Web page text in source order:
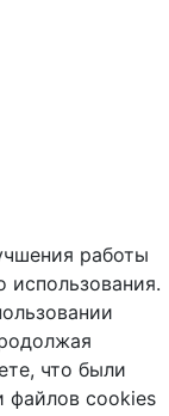
работы
использования.
что были
файлов cookies